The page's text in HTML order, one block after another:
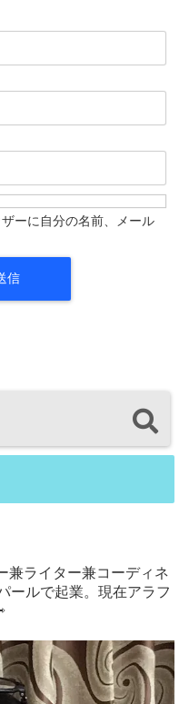
ーに自分の名前、メール
兼ライター兼コーディネ
ールで起業。現在アラフ